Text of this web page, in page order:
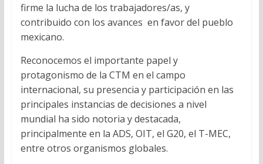
firme la lucha de los trabajadores/as, y
contribuido con los avances en favor del pueblo
mexicano.
Reconocemos el importante papel y
protagonismo de la CTM en el campo
internacional, su presencia y participación en las
principales instancias de decisiones a nivel
mundial ha sido notoria y destacada,
principalmente en la ADS, OIT, el G20, el T-MEC,
entre otros organismos globales.